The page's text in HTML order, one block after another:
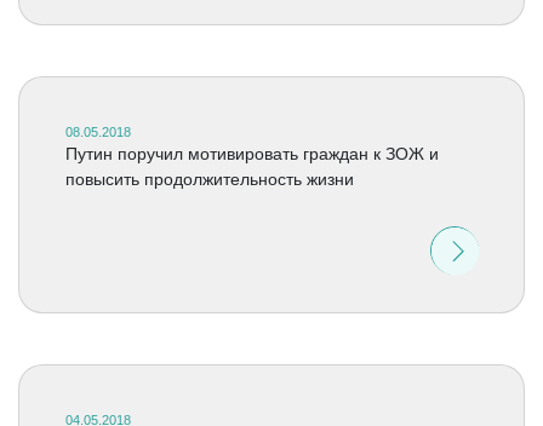
08.05.2018
Путин поручил мотивировать граждан к ЗОЖ и
повысить продолжительность жизни
04.05.2018